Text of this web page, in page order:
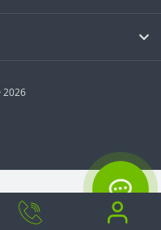
2026